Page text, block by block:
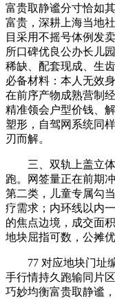
富贵取静谧分寸恰如
富贵，深耕上海当地
目采用不摇号体例发
所口碑优良公办长儿
稀缺、配套现成、生
必备材料：本人无效
在前序产物成熟营制
精准领会户型价钱、
塑形，自驾网系统同
刃而解。
三、双轨上盖立体
跑。网签量正在前期
第二类，儿童专属勾
疗需求；内环线以内
的焦点边境，成交面
地块屈指可数，公摊优
77 对应地块门址编
手行情持久跑输同片
巧妙均衡富贵取静谧